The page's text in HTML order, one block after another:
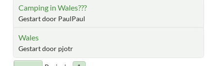
Camping in Wales???
Gestart door PaulPaul
Wales
Gestart door pjotr